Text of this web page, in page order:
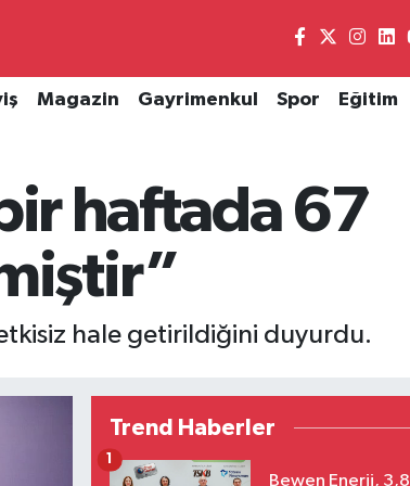
Magazin Gayrimenkul Spor Eğitim
haftada 67
hale getirildiğini duyurdu.
Trend Haberler
Bewen Enerji, 3,8